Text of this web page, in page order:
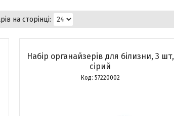
Набір органайзерів для білизни, 3 шт,
сірий
57220002